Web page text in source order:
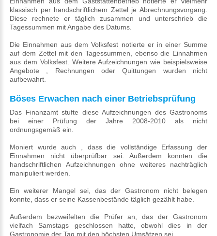
klassisch per handschriftlichem Zettel je Abrechnungsvorgang.
Diese rechnete er täglich zusammen und unterschrieb die
Tagessummen mit Angabe des Datums.
Die Einnahmen aus dem Volksfest notierte er in einer Summe
auf dem Zettel mit den Tagessummen, ebenso die Einnahmen
aus dem Volksfest. Weitere Aufzeichnungen wie beispielsweise
Angebote , Rechnungen oder Quittungen wurden nicht
aufbewahrt.
Böses Erwachen nach einer Betriebsprüfung
Das Finanzamt stufte diese Aufzeichnungen des Gastronoms
bei einer Prüfung der Jahre 2008-2010 als nicht
ordnungsgemäß ein.
Moniert wurde auch , dass die vollständige Erfassung der
Einnahmen nicht überprüfbar sei. Außerdem konnten die
handschriftlichen Aufzeichnungen ohne weiteres nachträglich
manipuliert werden.
Ein weiterer Mangel sei, das der Gastronom nicht belegen
konnte, dass er seine Kassenbestände täglich gezählt habe.
Außerdem bezweifelten die Prüfer an, das der Gastronom
vielfach Samstags geschlossen hatte, obwohl dies in der
Gastronomie der Tag mit den höchsten Umsätzen sei